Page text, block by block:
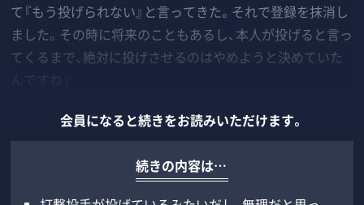
て『もう投げられない』と言ってきた。それで登録を抹消し
ました。その時に将来のこともあるし、本人が投げると言っ
てくるまで、絶対に投げさせるのはやめようと決めていた
会員になると続きをお読みいただけます。
続きの内容は…